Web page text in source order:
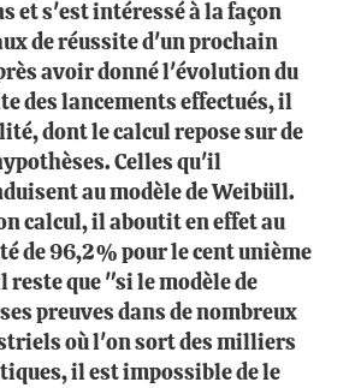
et s'est intéressé à la façon
de réussite d'un prochain
avoir donné l'évolution du
des lancements effectués, il
dont le calcul repose sur de
Celles qu'il
au modèle de Weibüll.
calcul, il aboutit en effet au
de 96,2% pour le cent unième
que "si le modèle de
preuves dans de nombreux
où l'on sort des milliers
il est impossible de le